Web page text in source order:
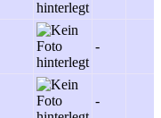
-
-